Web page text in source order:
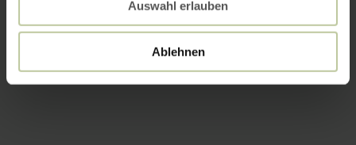
Auswahl erlauben
Ablehnen